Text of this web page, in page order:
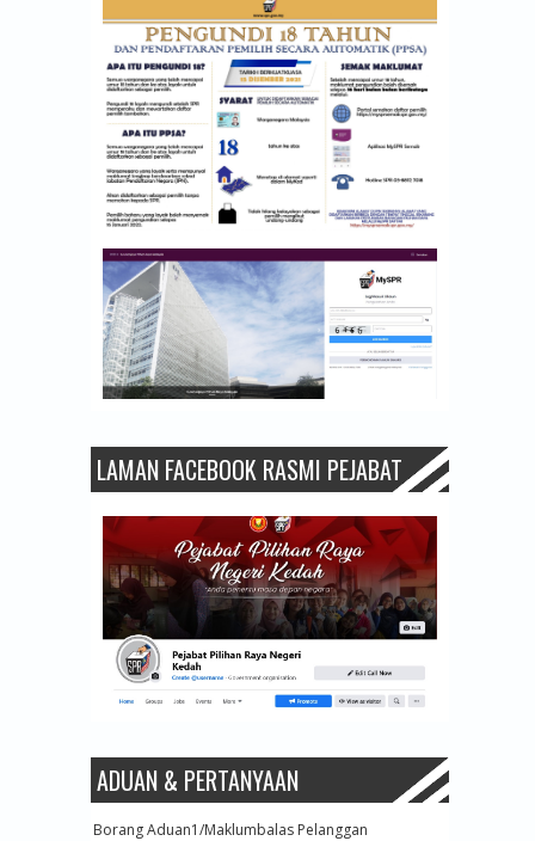
LAMAN FACEBOOK RASMI PEJABAT
PPN KEDAH
ADUAN & PERTANYAAN
Borang Aduan1/Maklumbalas Pelanggan